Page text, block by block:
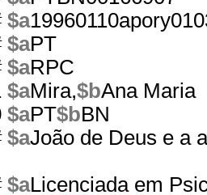
$a
$aPT
$aRPC
$aMira,$bAna Maria
$aPT$bBN
$aJoão de Deus e a
$aLicenciada em